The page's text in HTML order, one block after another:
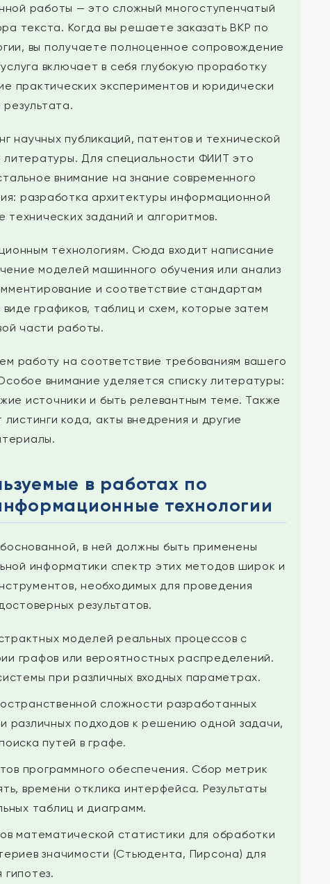
работы — это сложный многоступенчатый
текста. Когда вы решаете заказать ВКР по
вы получаете полноценное сопровождение
включает в себя глубокую проработку
практических экспериментов и юридически
публикаций, патентов и технической
Для специальности ФИИТ это
внимание на знание современного
разработка архитектуры информационной
заданий и алгоритмов.
технологиям. Сюда входит написание
моделей машинного обучения или анализ
и соответствие стандартам
графиков, таблиц и схем, которые затем
части работы.
работу на соответствие требованиям вашего
внимание уделяется списку литературы:
источники и быть релевантным теме. Также
кода, акты внедрения и другие
в работах по
технологии
в ней должны быть применены
информатики спектр этих методов широк и
необходимых для проведения
результатов.
моделей реальных процессов с
графов или вероятностных распределений.
при различных входных параметрах.
сложности разработанных
различных подходов к решению одной задачи,
путей в графе.
программного обеспечения. Сбор метрик
времени отклика интерфейса. Результаты
таблиц и диаграмм.
математической статистики для обработки
значимости (Стьюдента, Пирсона) для